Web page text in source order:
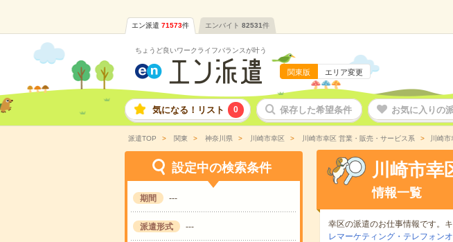
エン派遣 71573件 エンバイト 82531件
ちょうど良いワークライフバランスが叶う
関東版 エリア変更
気になる！リスト 0 保存した希望条件 お気に入りの
派遣TOP 関東 神奈川県 川崎市幸区 川崎市幸区 営業・販売・サービス系 川崎
設定中の検索条件
期間 ---
派遣形式 ---
川崎市幸
情報一覧
幸区の派遣のお仕事情報です。
レマーケティング・テレフォン